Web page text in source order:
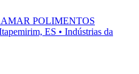
POLIMENTOS
ES • Indústrias da